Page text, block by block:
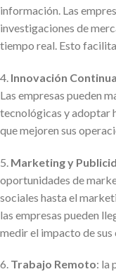
información. Las
investigaciones de
tiempo real. Esto
4. Innovación Continua
Las empresas pueden
tecnológicas y adoptar
que mejoren sus
5. Marketing y
oportunidades de
sociales hasta el
las empresas pueden
medir el impacto de sus
6. Trabajo Remoto: la